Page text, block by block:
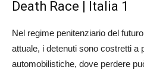
Death Race | Italia 1
Nel regime penitenziario del
attuale, i detenuti sono costretti a
automobilistiche, dove perdere